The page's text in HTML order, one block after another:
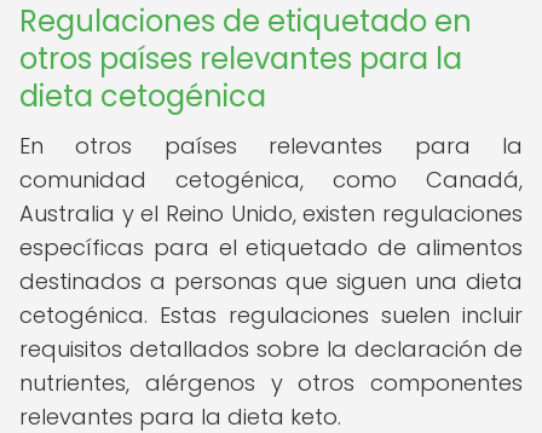
Regulaciones de etiquetado en
otros países relevantes para la
dieta cetogénica
En otros países relevantes para la
comunidad cetogénica, como Canadá,
Australia y el Reino Unido, existen regulaciones
específicas para el etiquetado de alimentos
destinados a personas que siguen una dieta
cetogénica. Estas regulaciones suelen incluir
requisitos detallados sobre la declaración de
nutrientes, alérgenos y otros componentes
relevantes para la dieta keto.